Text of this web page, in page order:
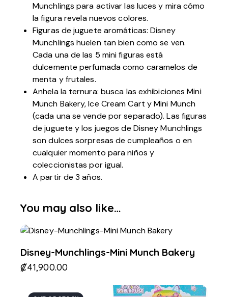
Munchlings para activar las luces y mira cómo
la figura revela nuevos colores.
Figuras de juguete aromáticas: Disney
Munchlings huelen tan bien como se ven.
Cada una de las 5 mini figuras está
dulcemente perfumada como caramelos de
menta y frutales.
Anhela la ternura: busca las exhibiciones Mini
Munch Bakery, Ice Cream Cart y Mini Munch
(cada una se vende por separado). Las figuras
de juguete y los juegos de Disney Munchlings
son dulces sorpresas de cumpleaños o en
cualquier momento para niños y
coleccionistas por igual.
A partir de 3 años.
You may also like…
Disney-Munchlings-Mini Munch Bakery
₡41,900.00